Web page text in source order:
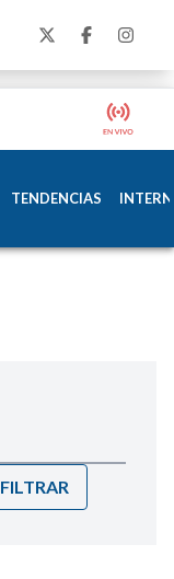
TENDENCIAS
FILTRAR